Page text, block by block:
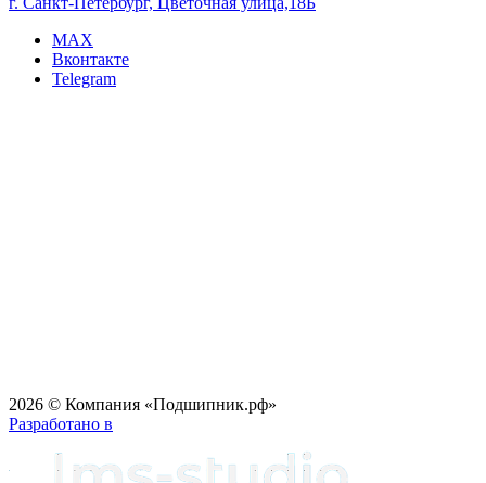
MAX
Вконтакте
Telegram
2026 © Компания «Подшипник.рф»
Разработано в